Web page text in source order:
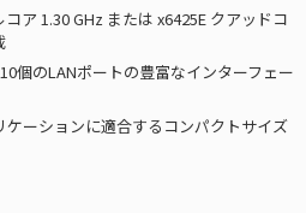
ア 1.30 GHz または x6425E クアッドコ
個のLANポートの豊富なインターフェー
ーションに適合するコンパクトサイズ